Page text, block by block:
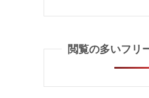
閲覧の多いフリ